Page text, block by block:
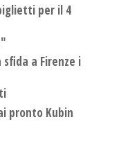
per il 4
a Firenze i
pronto Kubin